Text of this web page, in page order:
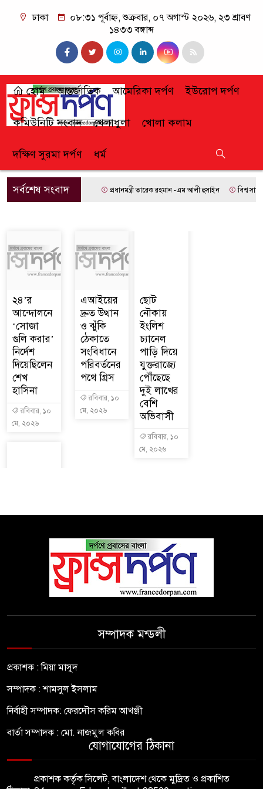
ঢাকা
০৮:৩১ পূর্বাহ্ন, শুক্রবার, ০৭ অগাস্ট ২০২৬, ২৩ শ্রাবণ
১৪৩৩ বঙ্গাব্দ
হোম আন্তর্জাতিক আমেরিকা দর্পণ ইউরোপ দর্পণ
কমিউনিটি সংবাদ খেলাধুলা খোলা কলাম
দক্ষিণ সুরমা দর্পণ ধর্ম
সর্বশেষ সংবাদ প্রধানমন্ত্রী তারেক রহমান -এম আলী হুসাইন বিশ্ব
২৪’র
আন্দোলনে
‘সোজা
গুলি করার’
নির্দেশ
দিয়েছিলেন
শেখ
হাসিনা
রবিবার, ১০
মে, ২০২৬
এআইয়ের
দ্রুত উত্থান
ও ঝুঁকি
ঠেকাতে
সংবিধানে
পরিবর্তনের
পথে গ্রিস
রবিবার, ১০
মে, ২০২৬
ছোট
নৌকায়
ইংলিশ
চ্যানেল
পাড়ি দিয়ে
যুক্তরাজ্যে
পৌঁছেছে
দুই লাখের
বেশি
অভিবাসী
রবিবার, ১০
মে, ২০২৬
সম্পাদক মন্ডলী
প্রকাশক : মিয়া মাসুদ
সম্পাদক : শামসুল ইসলাম
নির্বাহী সম্পাদক: ফেরদৌস করিম আখঞ্জী
বার্তা সম্পাদক : মো. নাজমুল কবির
যোগাযোগের ঠিকানা
প্রকাশক কর্তৃক সিলেট, বাংলাদেশ থেকে মুদ্রিত ও প্রকাশিত